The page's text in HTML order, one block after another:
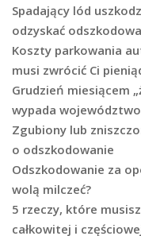
Spadający lód
odzyskać
Koszty parkowania
musi zwrócić Ci
Grudzień miesiącem
wypada
Zgubiony lub
o odszkodowanie
Odszkodowanie za
wolą milczeć?
5 rzeczy, które
całkowitej i